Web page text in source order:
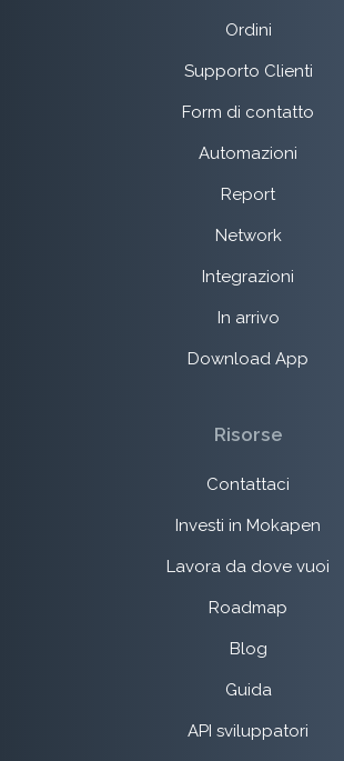
Ordini
Supporto Clienti
Form di contatto
Automazioni
Report
Network
Integrazioni
In arrivo
Download App
Risorse
Contattaci
Investi in Mokapen
Lavora da dove vuoi
Roadmap
Blog
Guida
API sviluppatori